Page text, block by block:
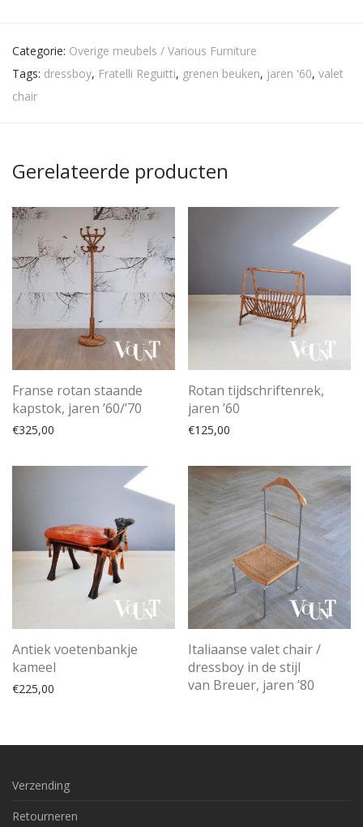
Categorie: Overige meubels / Various Furniture
Tags: dressboy, Fratelli Reguitti, grenen beuken, jaren '60, valet
chair
Gerelateerde producten
Franse rotan staande
kapstok, jaren ’60/’70
€325,00
Rotan tijdschriftenrek,
jaren ’60
€125,00
Antiek voetenbankje
kameel
€225,00
Italiaanse valet chair /
dressboy in de stijl
van Breuer, jaren ’80
Verzending
Retourneren